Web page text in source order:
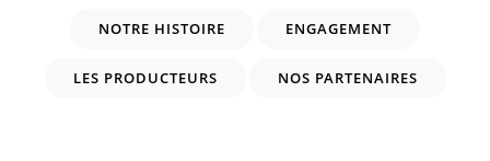
NOTRE HISTOIRE ENGAGEMENT
LES PRODUCTEURS NOS PARTENAIRES